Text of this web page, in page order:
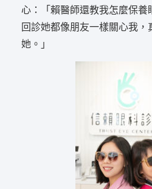
心：「賴醫師還教我怎麼保養
回診她都像朋友一樣關心我，
她。」